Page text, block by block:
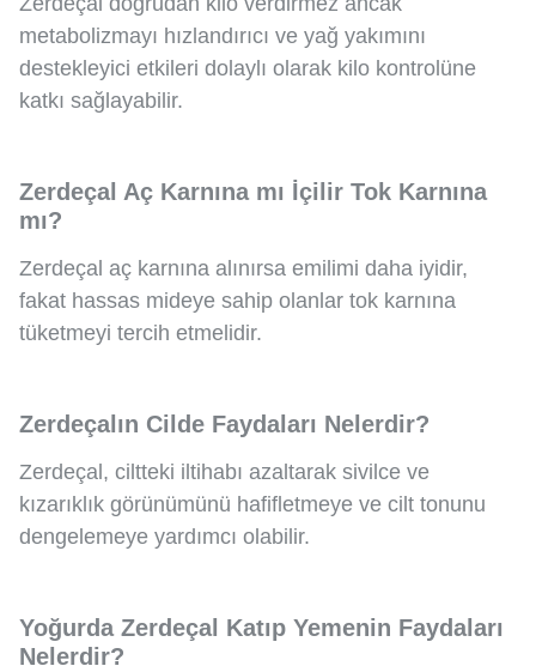
metabolizmayı hızlandırıcı ve yağ yakımını
destekleyici etkileri dolaylı olarak kilo kontrolüne
katkı sağlayabilir.
Zerdeçal Aç Karnına mı İçilir Tok Karnına
mı?
Zerdeçal aç karnına alınırsa emilimi daha iyidir,
fakat hassas mideye sahip olanlar tok karnına
tüketmeyi tercih etmelidir.
Zerdeçalın Cilde Faydaları Nelerdir?
Zerdeçal, ciltteki iltihabı azaltarak sivilce ve
kızarıklık görünümünü hafifletmeye ve cilt tonunu
dengelemeye yardımcı olabilir.
Yoğurda Zerdeçal Katıp Yemenin Faydaları
Nelerdir?